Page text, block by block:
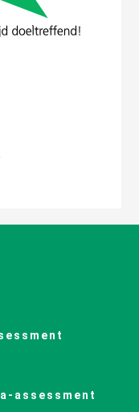
assessment